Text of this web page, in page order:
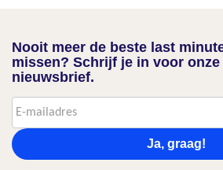
Nooit meer de beste last
missen? Schrijf je in voor
nieuwsbrief.
Ja, graag!